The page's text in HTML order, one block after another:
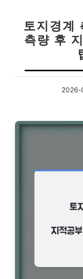
토지경계
측량 후
2026-